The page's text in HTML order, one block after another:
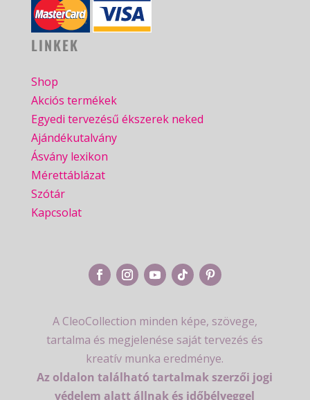
LINKEK
Shop
Akciós termékek
Egyedi tervezésű ékszerek neked
Ajándékutalvány
Ásvány lexikon
Mérettáblázat
Szótár
Kapcsolat
A CleoCollection minden képe, szövege,
tartalma és megjelenése saját tervezés és
kreatív munka eredménye.
Az oldalon található tartalmak szerzői jogi
védelem alatt állnak és időbélyeggel